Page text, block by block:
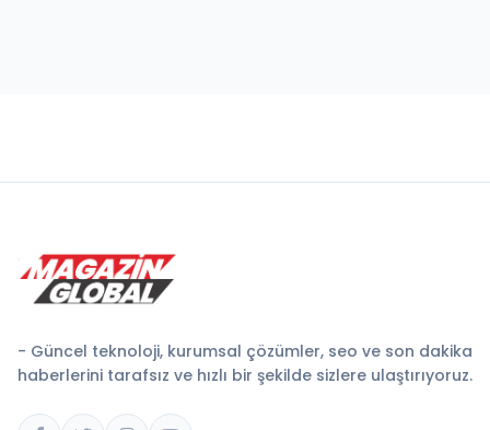
- Güncel teknoloji, kurumsal çözümler, seo ve son dakika
haberlerini tarafsız ve hızlı bir şekilde sizlere ulaştırıyoruz.